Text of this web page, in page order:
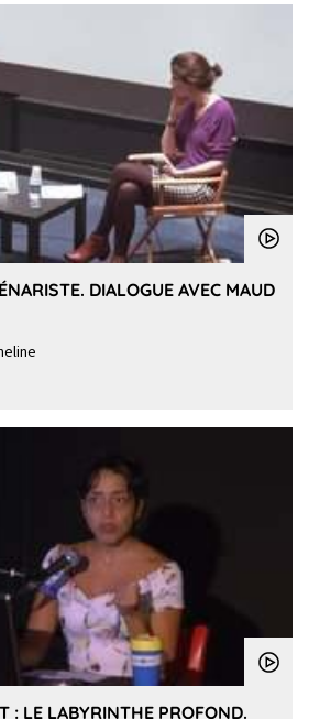
DIALOGUE AVEC MAUD
: LE LABYRINTHE PROFOND.